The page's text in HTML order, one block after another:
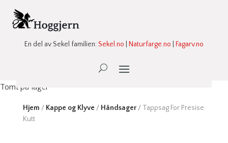
En del av Sekel familien:Sekel.no Naturfarge.no Fagarv.no
Ønskeliste -
Tomt på lager
Hjem / Kappe og Klyve / Håndsager/ Tappsag For Presise
Kutt